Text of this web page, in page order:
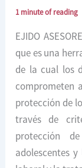
1 minute of reading
EJIDO
que es una
de la cual los
comprometen
protección de
través de
protección
adolescentes